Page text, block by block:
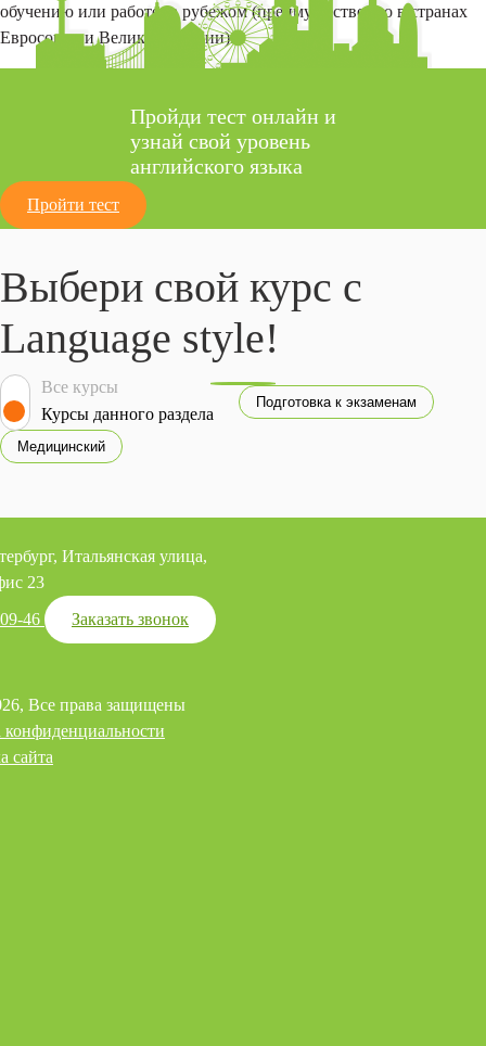
обучению или работе за рубежом (преимущественно в странах
Евросоюза и Великобритании).
Пройди тест онлайн и
узнай свой уровень
английского языка
Пройти тест
Выбери свой курс с
Language style!
Все курсы
Курсы данного раздела
Подготовка к экзаменам
Медицинский
Итальянская улица,
23
46
Заказать звонок
Все права защищены
сайта